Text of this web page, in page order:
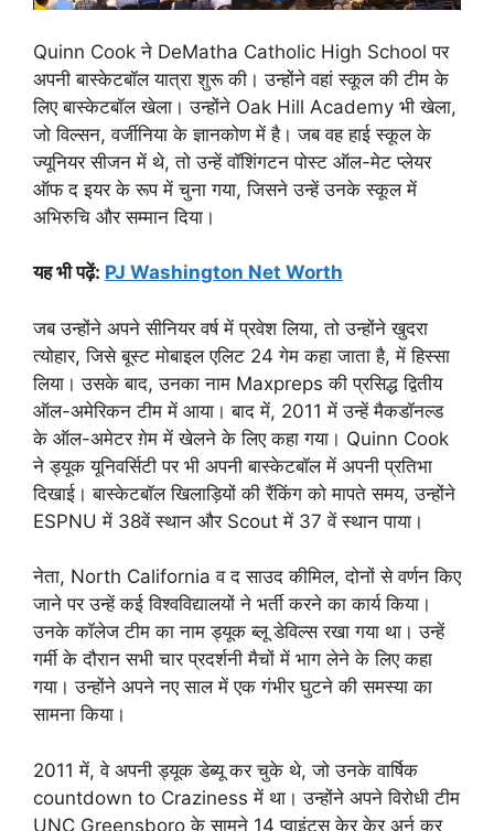
Quinn Cook ने DeMatha Catholic High School पर
अपनी बास्केटबॉल यात्रा शुरू की। उन्होंने वहां स्कूल की टीम के
लिए बास्केटबॉल खेला। उन्होंने Oak Hill Academy भी खेला,
जो विल्सन, वर्जीनिया के ज्ञानकोण में है। जब वह हाई स्कूल के
ज्यूनियर सीजन में थे, तो उन्हें वॉशिंगटन पोस्ट ऑल-मेट प्लेयर
ऑफ द इयर के रूप में चुना गया, जिसने उन्हें उनके स्कूल में
अभिरुचि और सम्मान दिया।
यह भी पढ़ें: PJ Washington Net Worth
जब उन्होंने अपने सीनियर वर्ष में प्रवेश लिया, तो उन्होंने खुदरा
त्योहार, जिसे बूस्ट मोबाइल एलिट 24 गेम कहा जाता है, में हिस्सा
लिया। उसके बाद, उनका नाम Maxpreps की प्रसिद्ध द्वितीय
ऑल-अमेरिकन टीम में आया। बाद में, 2011 में उन्हें मैकडॉनल्ड
के ऑल-अमेटर ग़ेम में खेलने के लिए कहा गया। Quinn Cook
ने ड्यूक यूनिवर्सिटी पर भी अपनी बास्केटबॉल में अपनी प्रतिभा
दिखाई। बास्केटबॉल खिलाड़ियों की रैंकिंग को मापते समय, उन्होंने
ESPNU में 38वें स्थान और Scout में 37 वें स्थान पाया।
नेता, North California व द साउद कीमिल, दोनों से वर्णन किए
जाने पर उन्हें कई विश्वविद्यालयों ने भर्ती करने का कार्य किया।
उनके कॉलेज टीम का नाम ड्यूक ब्लू डेविल्स रखा गया था। उन्हें
गर्मी के दौरान सभी चार प्रदर्शनी मैचों में भाग लेने के लिए कहा
गया। उन्होंने अपने नए साल में एक गंभीर घुटने की समस्या का
सामना किया।
2011 में, वे अपनी ड्यूक डेब्यू कर चुके थे, जो उनके वार्षिक
countdown to Craziness में था। उन्होंने अपने विरोधी टीम
UNC Greensboro के सामने 14 प्वाइंट्स केर केर अर्न कर